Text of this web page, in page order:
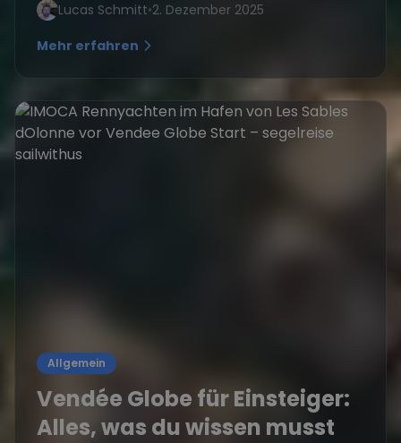
Lucas Schmitt•2. Dezember 2025
Mehr erfahren
Allgemein
Vendée Globe für Einsteiger:
Alles, was du wissen musst